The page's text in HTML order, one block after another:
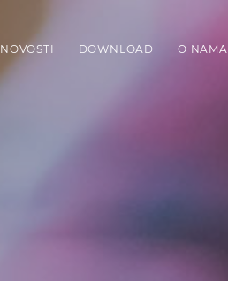
NOVOSTI DOWNLOAD O NAMA